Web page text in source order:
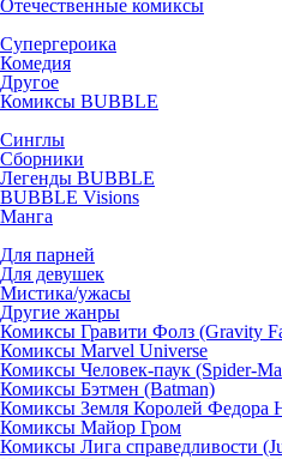
Отечественные комиксы
Супергероика
Комедия
Другое
Комиксы BUBBLE
Синглы
Сборники
Легенды BUBBLE
BUBBLE Visions
Манга
Для парней
Для девушек
Мистика/ужасы
Другие жанры
Комиксы Гравити Фолз (Gravity
Комиксы Marvel Universe
Комиксы Человек-паук (Spider-
Комиксы Бэтмен (Batman)
Комиксы Земля Королей Федора
Комиксы Майор Гром
Комиксы Лига справедливости